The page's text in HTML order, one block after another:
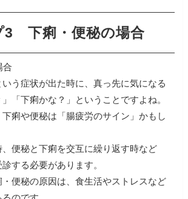
3 下痢・便秘の場合
いう症状が出た時に、真っ先に気になる
「下痢かな？」ということですよね。
痢や便秘は「腸疲労のサイン」かもし
便秘と下痢を交互に繰り返す時など
する必要があります。
便秘の原因は、食生活やストレスなど